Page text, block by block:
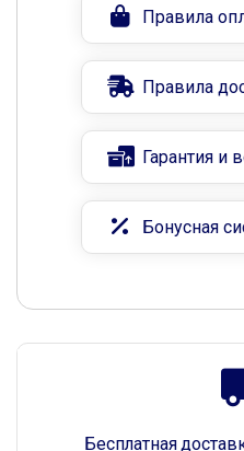
Бесплатная
Правила
Правила
Гарантия и
Бонусная